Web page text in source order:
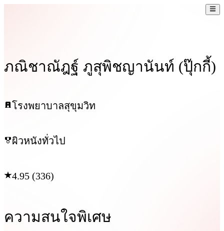
ภณิชาณัฎฐ์ ภูสุพิชญานันท์ (ปุ๊กกี้)
โรงพยาบาลสุขุมวิท
ผิวหนังทั่วไป
4.95 (336)
ความสนใจพิเศษ